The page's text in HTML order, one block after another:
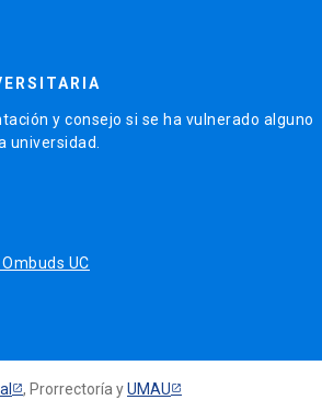
y consejo si se ha vulnerado alguno
universidad.
UC
, Prorrectoría yUMAU